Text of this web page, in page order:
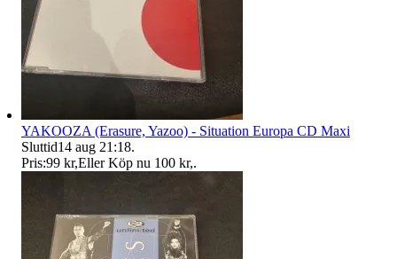
YAKOOZA (Erasure, Yazoo) - Situation Europa CD Maxi
Sluttid14 aug 21:18.
Pris:99 kr,Eller Köp nu 100 kr,.